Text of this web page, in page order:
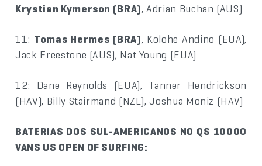
Krystian Kymerson (BRA), Adrian Buchan (AUS)
11: Tomas Hermes (BRA), Kolohe Andino (EUA),
Jack Freestone (AUS), Nat Young (EUA)
12: Dane Reynolds (EUA), Tanner Hendrickson
(HAV), Billy Stairmand (NZL), Joshua Moniz (HAV)
BATERIAS DOS SUL-AMERICANOS NO QS 10000
VANS US OPEN OF SURFING: